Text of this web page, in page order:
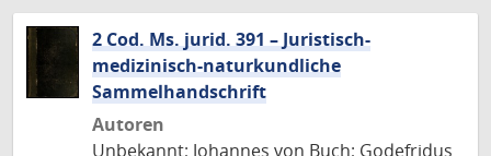
2 Cod. Ms. jurid. 391 – Juristisch-
medizinisch-naturkundliche
Sammelhandschrift
Autoren
Unbekannt; Johannes von Buch; Godefridus